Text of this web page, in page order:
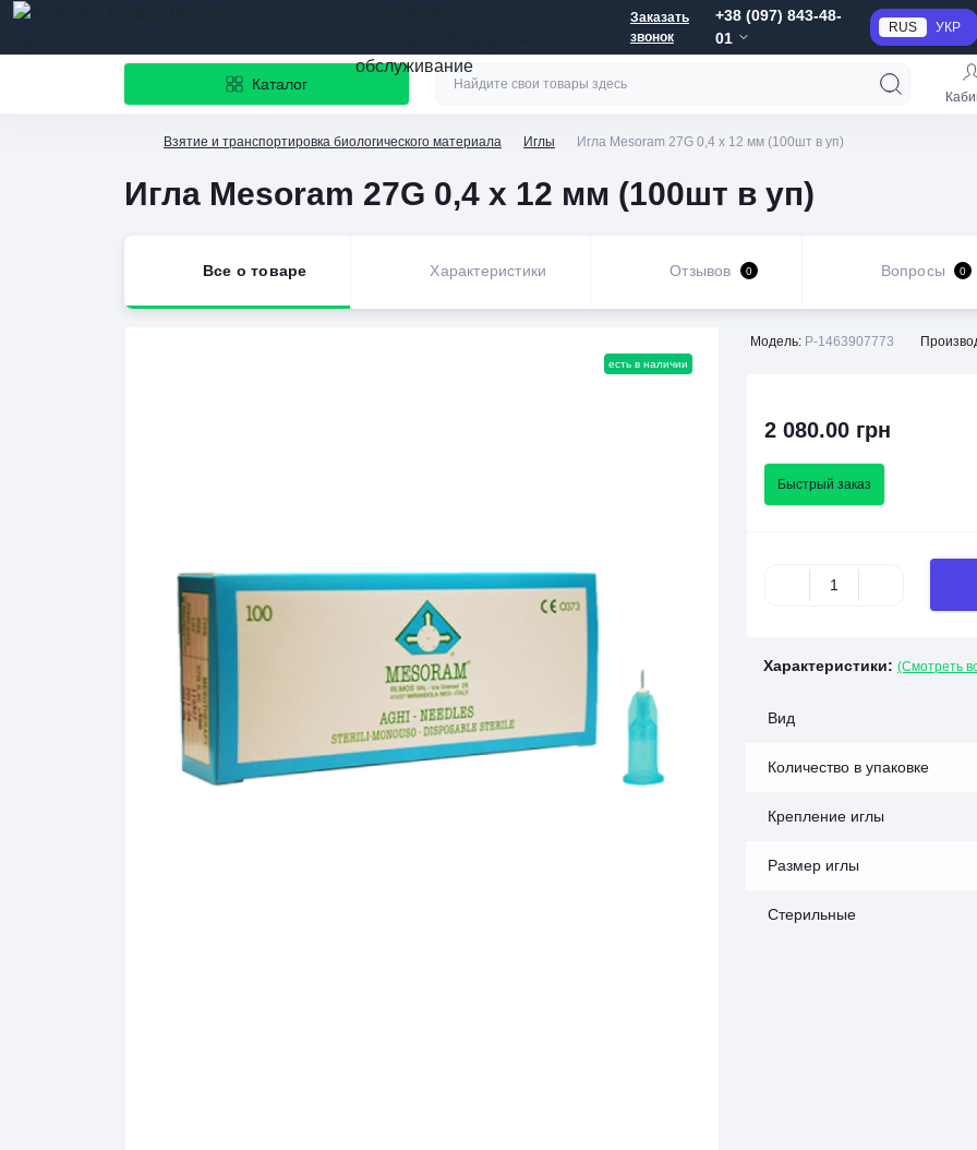
обслуживание
Заказать
звонок
+38 (097) 843-48-
01
RUS УКР
Каталог
Взятие и транспортировка биологического материала Иглы Игла Mesoram 27G 0,4 х 12 мм (100шт в уп)
Игла Mesoram 27G 0,4 х 12 мм (100шт в уп)
Все о товаре Характеристики Отзывов 0 Вопросы 0
есть в наличии
Модель: P-1463907773
2 080.00 грн
Быстрый заказ
Характеристики: (Смотреть
Вид
Количество в упаковке
Крепление иглы
Размер иглы
Стерильные